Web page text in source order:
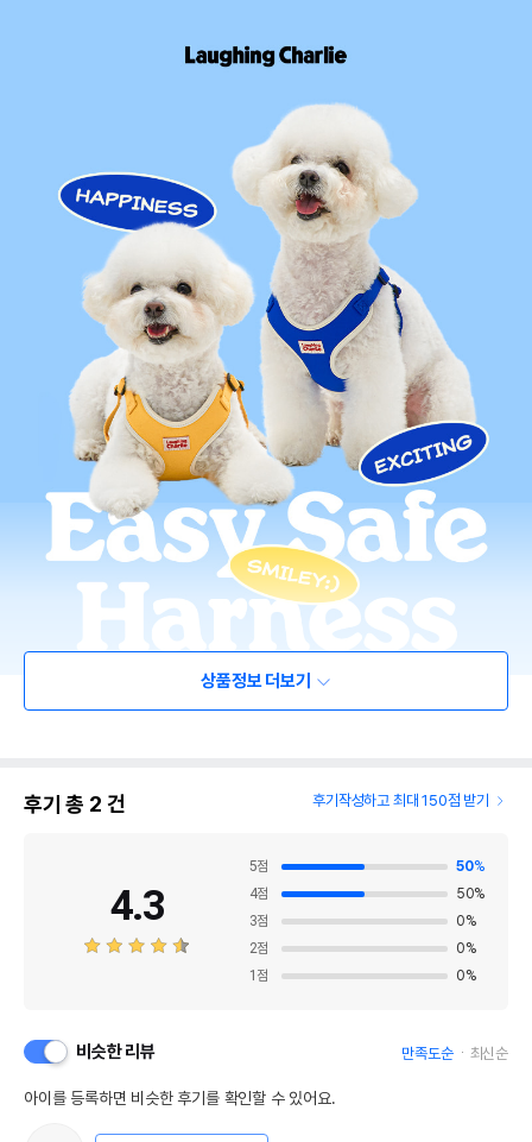
상품정보 더보기
후기 총 2 건 후기작성하고 최대 150점 받기
4.3
5점 50%
4점 50%
3점 0%
2점 0%
1 점 0%
비슷한 리뷰 만족도순 최신순
아이를 등록하면 비슷한 후기를 확인할 수 있어요.